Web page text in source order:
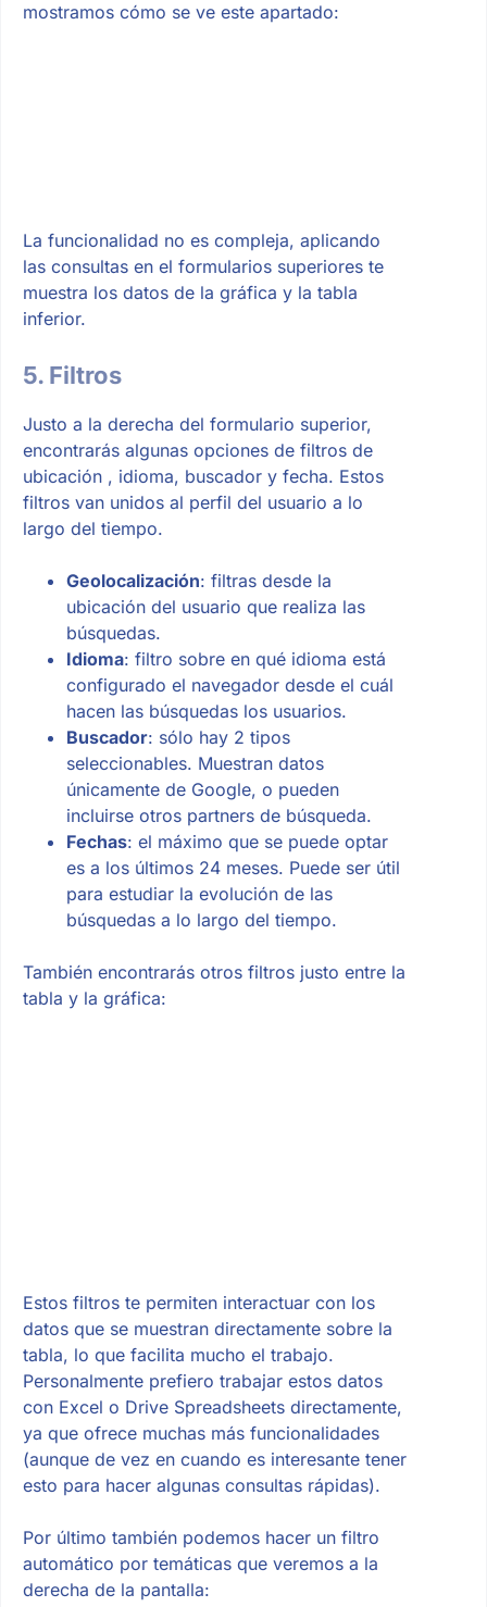
mostramos cómo se ve este apartado:
La funcionalidad no es compleja, aplicando
las consultas en el formularios superiores te
muestra los datos de la gráfica y la tabla
inferior.
5. Filtros
Justo a la derecha del formulario superior,
encontrarás algunas opciones de filtros de
ubicación , idioma, buscador y fecha. Estos
filtros van unidos al perfil del usuario a lo
largo del tiempo.
Geolocalización: filtras desde la
ubicación del usuario que realiza las
búsquedas.
Idioma: filtro sobre en qué idioma está
configurado el navegador desde el cuál
hacen las búsquedas los usuarios.
Buscador: sólo hay 2 tipos
seleccionables. Muestran datos
únicamente de Google, o pueden
incluirse otros partners de búsqueda.
Fechas: el máximo que se puede optar
es a los últimos 24 meses. Puede ser útil
para estudiar la evolución de las
búsquedas a lo largo del tiempo.
También encontrarás otros filtros justo entre la
tabla y la gráfica:
Estos filtros te permiten interactuar con los
datos que se muestran directamente sobre la
tabla, lo que facilita mucho el trabajo.
Personalmente prefiero trabajar estos datos
con Excel o Drive Spreadsheets directamente,
ya que ofrece muchas más funcionalidades
(aunque de vez en cuando es interesante tener
esto para hacer algunas consultas rápidas).
Por último también podemos hacer un filtro
automático por temáticas que veremos a la
derecha de la pantalla: